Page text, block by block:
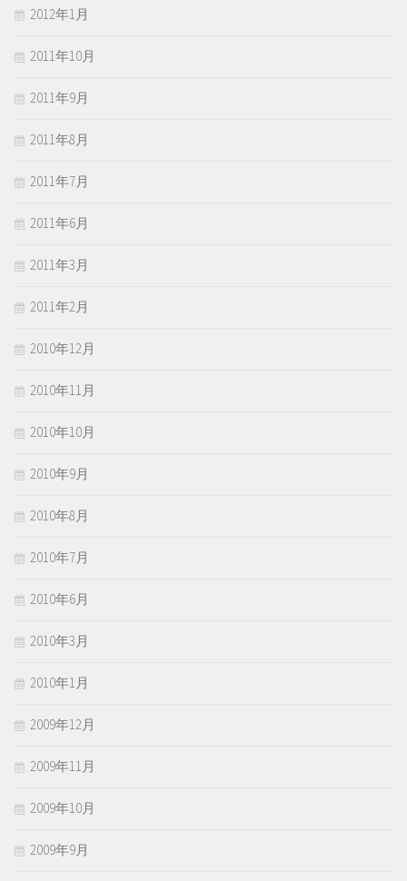
2012年1月
2011年10月
2011年9月
2011年8月
2011年7月
2011年6月
2011年3月
2011年2月
2010年12月
2010年11月
2010年10月
2010年9月
2010年8月
2010年7月
2010年6月
2010年3月
2010年1月
2009年12月
2009年11月
2009年10月
2009年9月